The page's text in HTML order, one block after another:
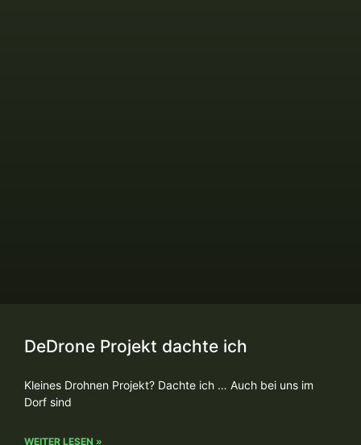
DeDrone Projekt dachte ich
Kleines Drohnen Projekt? Dachte ich … Auch bei uns im
Dorf sind
WEITER LESEN »